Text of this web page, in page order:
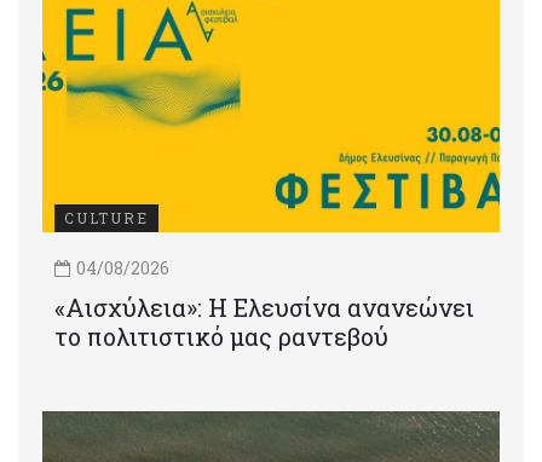
CULTURE
04/08/2026
«Αισχύλεια»: Η Ελευσίνα ανανεώνει
το πολιτιστικό μας ραντεβού